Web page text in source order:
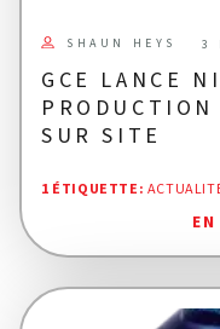
GCE LANCE
SUR SITE
SHAUN HEYS 3
1 ÉTIQUETTE: